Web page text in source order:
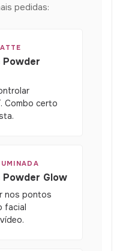
pedidas:
Powder
Combo certo
Powder Glow
nos pontos
facial